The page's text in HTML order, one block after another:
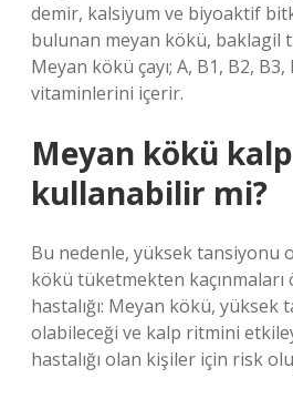
demir, kalsiyum ve biyoaktif
bulunan meyan kökü, baklagil
Meyan kökü çayı; A, B1, B2, B3,
vitaminlerini içerir.
Meyan kökü
kullanabilir mi?
Bu nedenle, yüksek tansiyonu
kökü tüketmekten kaçınmaları
hastalığı: Meyan kökü, yüksek
olabileceği ve kalp ritmini
hastalığı olan kişiler için risk